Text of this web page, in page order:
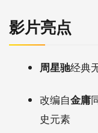
影片亮点
周星驰经典
改编自金庸
史元素